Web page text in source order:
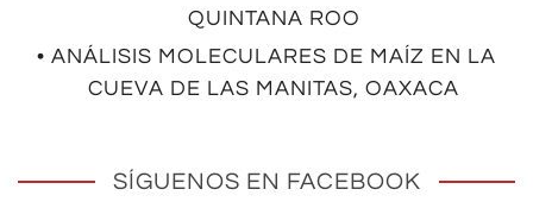
QUINTANA ROO
• ANÁLISIS MOLECULARES DE MAÍZ EN LA
CUEVA DE LAS MANITAS, OAXACA
SÍGUENOS EN FACEBOOK